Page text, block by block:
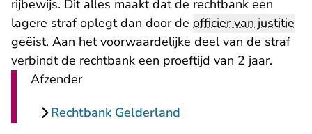
rijbewijs. Dit alles maakt dat de rechtbank een
lagere straf oplegt dan door de officier van justitie
geëist. Aan het voorwaardelijke deel van de straf
verbindt de rechtbank een proeftijd van 2 jaar.
Afzender
Rechtbank Gelderland